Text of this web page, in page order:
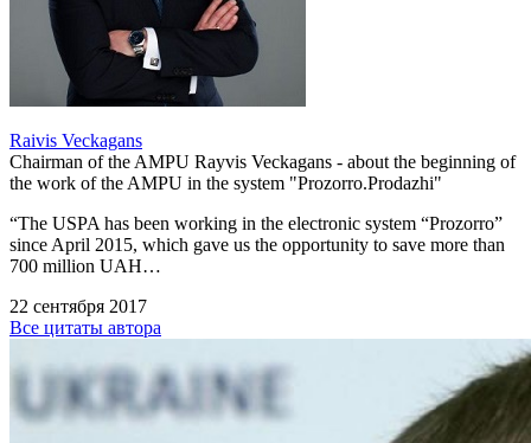
Raivis Veckagans
Chairman of the AMPU Rayvis Veckagans - about the beginning of
the work of the AMPU in the system "Prozorro.Prodazhi"
“The USPA has been working in the electronic system “Prozorro”
since April 2015, which gave us the opportunity to save more than
700 million UAH…
22 сентября 2017
Все цитаты автора